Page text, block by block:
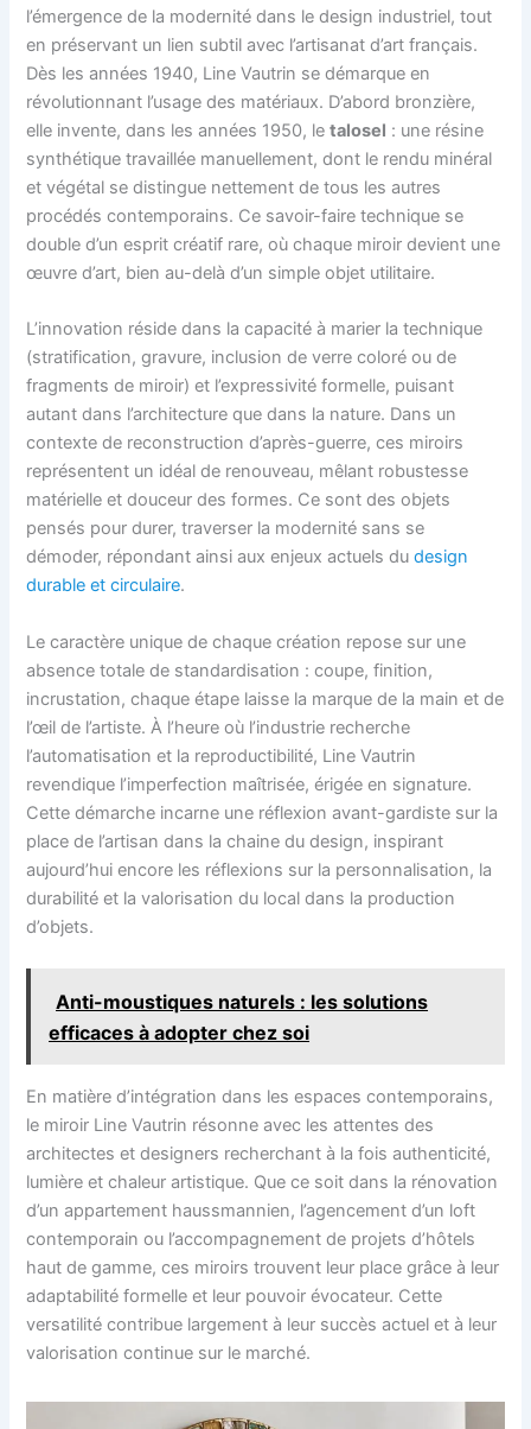
l’émergence de la modernité dans le design industriel, tout
en préservant un lien subtil avec l’artisanat d’art français.
Dès les années 1940, Line Vautrin se démarque en
révolutionnant l’usage des matériaux. D’abord bronzière,
elle invente, dans les années 1950, letalosel : une résine
synthétique travaillée manuellement, dont le rendu minéral
et végétal se distingue nettement de tous les autres
procédés contemporains. Ce savoir-faire technique se
double d’un esprit créatif rare, où chaque miroir devient une
œuvre d’art, bien au-delà d’un simple objet utilitaire.
L’innovation réside dans la capacité à marier la technique
(stratification, gravure, inclusion de verre coloré ou de
fragments de miroir) et l’expressivité formelle, puisant
autant dans l’architecture que dans la nature. Dans un
contexte de reconstruction d’après-guerre, ces miroirs
représentent un idéal de renouveau, mêlant robustesse
matérielle et douceur des formes. Ce sont des objets
pensés pour durer, traverser la modernité sans se
démoder, répondant ainsi aux enjeux actuels dudesign
durable et circulaire.
Le caractère unique de chaque création repose sur une
absence totale de standardisation : coupe, finition,
incrustation, chaque étape laisse la marque de la main et de
l’œil de l’artiste. À l’heure où l’industrie recherche
l’automatisation et la reproductibilité, Line Vautrin
revendique l’imperfection maîtrisée, érigée en signature.
Cette démarche incarne une réflexion avant-gardiste sur la
place de l’artisan dans la chaine du design, inspirant
aujourd’hui encore les réflexions sur la personnalisation, la
durabilité et la valorisation du local dans la production
d’objets.
Anti-moustiques naturels : les solutions
efficaces à adopter chez soi
En matière d’intégration dans les espaces contemporains,
le miroir Line Vautrin résonne avec les attentes des
architectes et designers recherchant à la fois authenticité,
lumière et chaleur artistique. Que ce soit dans la rénovation
d’un appartement haussmannien, l’agencement d’un loft
contemporain ou l’accompagnement de projets d’hôtels
haut de gamme, ces miroirs trouvent leur place grâce à leur
adaptabilité formelle et leur pouvoir évocateur. Cette
versatilité contribue largement à leur succès actuel et à leur
valorisation continue sur le marché.